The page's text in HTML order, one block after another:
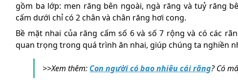
gồm ba lớp: men răng bên ngoài, ngà răng và tuỷ răng
cấm dưới chỉ có 2 chân và chân răng hơi cong.
Bề mặt nhai của răng cấm số 6 và số 7 rộng và có các
quan trọng trong quá trình ăn nhai, giúp chúng ta nghiền
>>Xem thêm: Con người có bao nhiêu cái răng? Có